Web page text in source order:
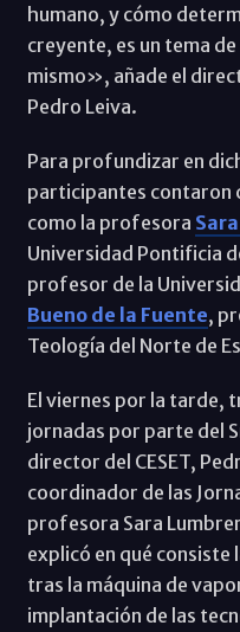
humano, y cómo
creyente, es un tema
mismo», añade el
Pedro Leiva.
Para profundizar en
participantes contaron
como la profesora
Universidad Pontificia
profesor de la
Bueno de la Fuente,
Teología del Norte de
El viernes por la tarde,
jornadas por parte del
director del CESET,
coordinador de las
profesora Sara
explicó en qué consiste
tras la máquina de
implantación de las